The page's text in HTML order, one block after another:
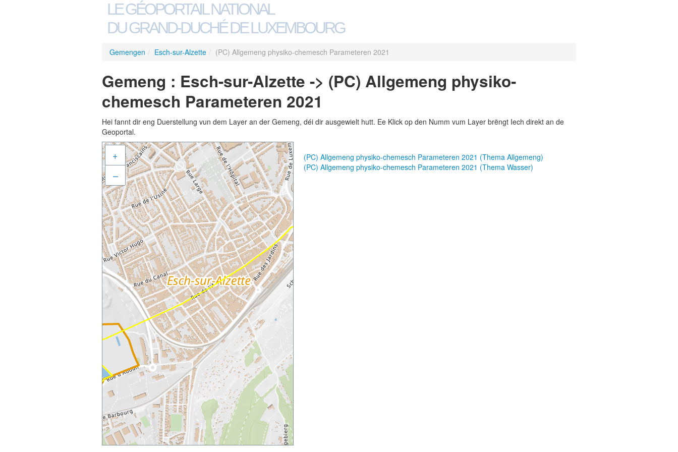
LE GÉOPORTAIL NATIONAL
DU GRAND-DUCHÉ DE LUXEMBOURG
Gemengen / Esch-sur-Alzette / (PC) Allgemeng physiko-chemesch Parameteren 2021
Gemeng : Esch-sur-Alzette -> (PC) Allgemeng physiko-
chemesch Parameteren 2021
Hei fannt dir eng Duerstellung vun dem Layer an der Gemeng, déi dir ausgewielt hutt. Ee Klick op den Numm vum Layer brëngt Iech direkt an de
Geoportal.
+
–
(PC) Allgemeng physiko-chemesch Parameteren 2021 (Thema Allgemeng)
(PC) Allgemeng physiko-chemesch Parameteren 2021 (Thema Wasser)